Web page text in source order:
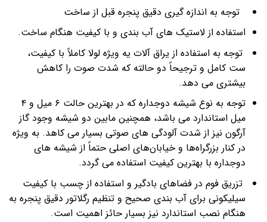
توجه به اندازه گیری دقیق پنجره قبل از ساخت
استفاده از لاستیک های آب بندی و با کیفیت هنگام ساخت.
توجه به استفاده از یراق آلات یه ویژه لولا کاملاً با کیفیت،
ست کامل و ترجیحاً دو حالته که شدت صوت را کاهش
بیشتری می دهد.
توجه به نوع شیشه دوجداره که در بهترین حالت ۶ میل و ۴
میل استاندارد می باشد، همچنین مابین دو شیشه وجود گاز
آرگون نیز از شدت آلودگی های صوتی بسیار می کاهد. به ویژه
در کنار بزرگراه‌ها و خیابان‌های اصلی حتماً از شیشه های
دوجداره با بهترین کیفیت استفاده می گردد.
تزریق فوم در فضاهای بادگیر و استفاده از چسب با کیفیت
سیلیکونی برای آب بندی صحیح و تنظیم رگلاتور دقیق پنجره به
هنگام نصب استاندارد نیز بسیار حائز اهمیت است.